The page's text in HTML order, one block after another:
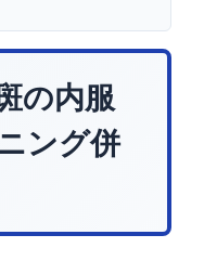
の内服
ング併